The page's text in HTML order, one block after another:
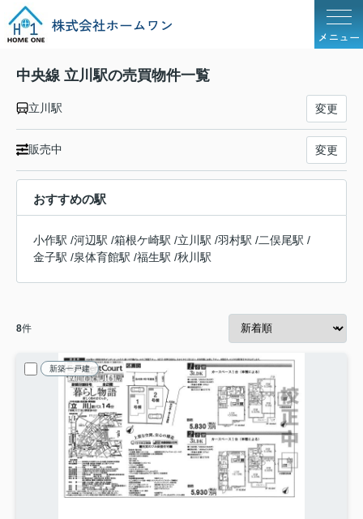
メニュー
中央線 立川駅の売買物件一覧
立川駅 変更
販売中 変更
おすすめの駅
小作駅 /河辺駅 /箱根ケ崎駅 /立川駅 /羽村駅 /二俣尾駅 /
金子駅 /泉体育館駅 /福生駅 /秋川駅
8件
新築一戸建